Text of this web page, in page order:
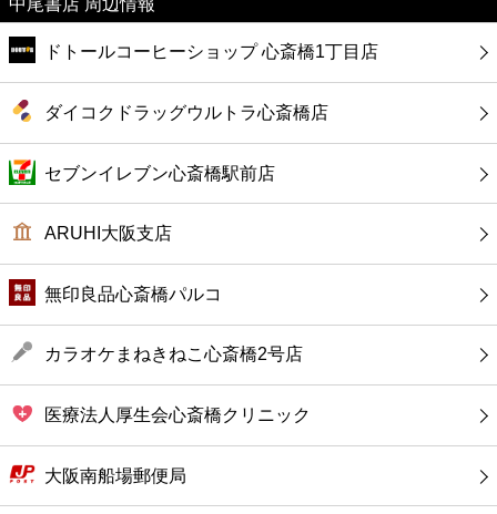
ショッピング
銀行
公共
病院
ホテル
ドトールコーヒーショップ 心斎橋1丁目店
ダイコクドラッグウルトラ心斎橋店
セブンイレブン心斎橋駅前店
ARUHI大阪支店
無印良品心斎橋パルコ
カラオケまねきねこ心斎橋2号店
医療法人厚生会心斎橋クリニック
大阪南船場郵便局